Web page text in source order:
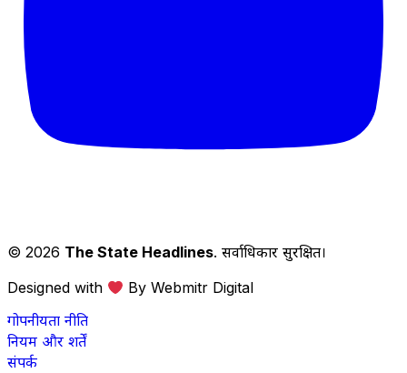
© 2026 The State Headlines. सर्वाधिकार सुरक्षित।
Designed with
By Webmitr Digital
गोपनीयता नीति
नियम और शर्तें
संपर्क